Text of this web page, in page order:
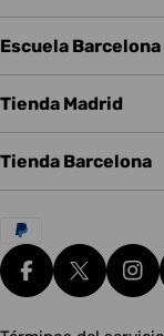
Escuela Barcelona
Tienda Madrid
Tienda Barcelona
Métodos
de
pagoFacebook
X